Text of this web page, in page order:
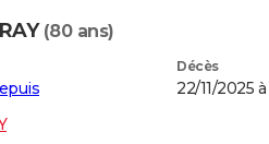
(80 ans)
Décès
22/11/2025 à